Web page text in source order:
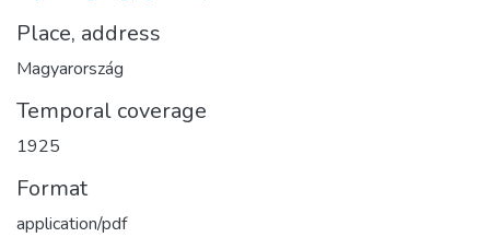
Place, address
Magyarország
Temporal coverage
1925
Format
application/pdf